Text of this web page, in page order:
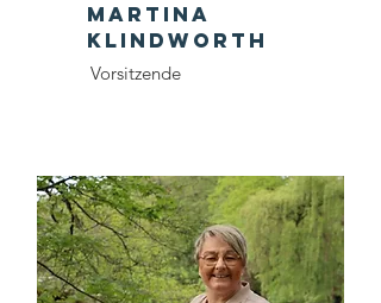
Martina
Klindworth
Vorsitzende